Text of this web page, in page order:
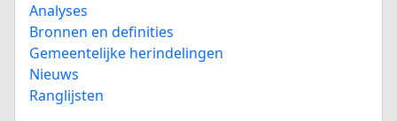
Analyses
Bronnen en definities
Gemeentelijke herindelingen
Nieuws
Ranglijsten